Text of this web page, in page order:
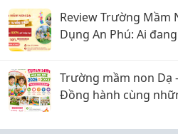
Review Trường Mầm
Dụng An Phú: Ai
Trường mầm non Dạ
Đồng hành cùng